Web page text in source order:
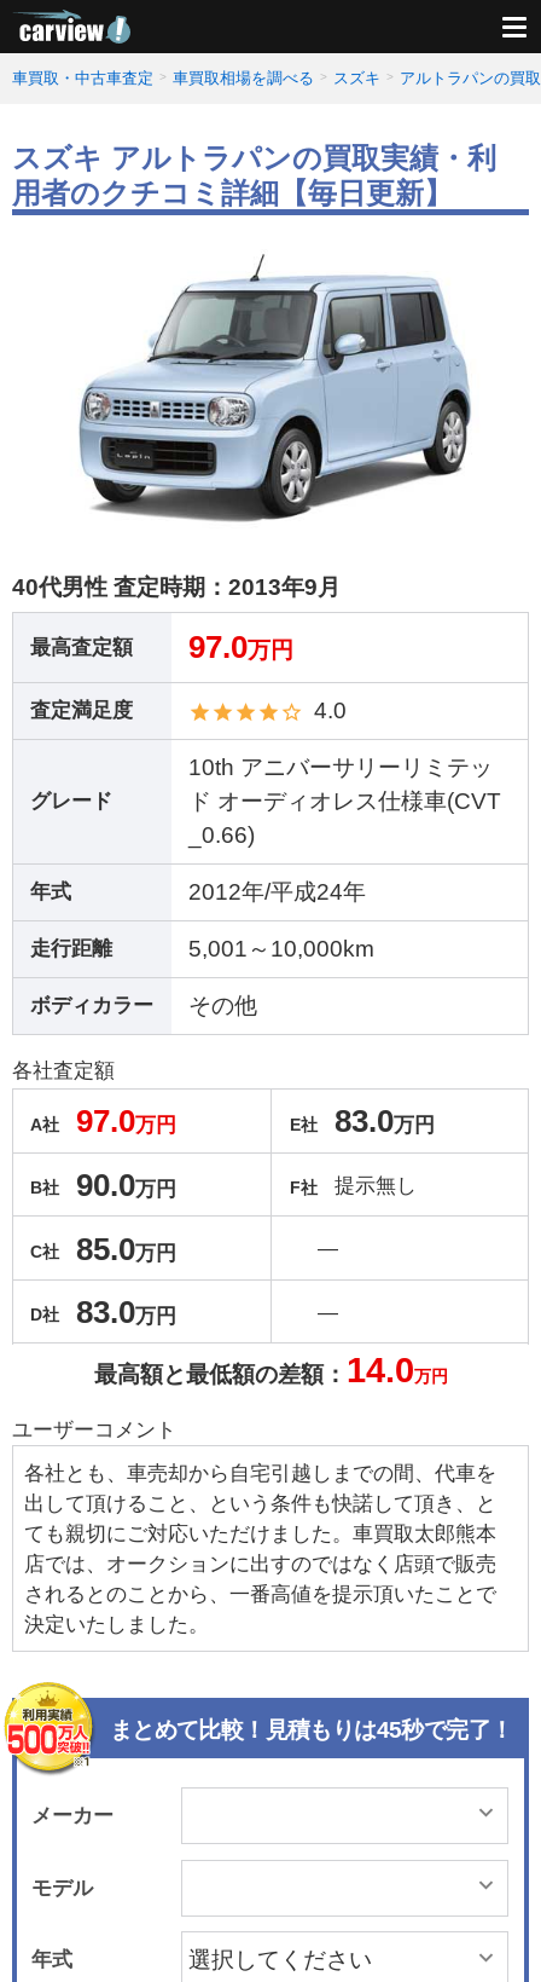
車買取・中古車査定 車買取相場を調べる スズキ アルトラパンの買
スズキ アルトラパンの買取実績・利
用者のクチコミ詳細【毎日更新】
40代男性 査定時期： 2013年9月
最高査定額 97.0万円
査定満足度 4.0
グレード
10th アニバーサリーリミテッ
ド オーディオレス仕様車(CVT
_0.66)
年式 2012年/平成24年
走行距離 5,001～10,000km
ボディカラー その他
各社査定額
A社 97.0万円
B社 90.0万円
C社 85.0万円
D社 83.0万円
E社 83.0万円
F社 提示無し
―
―
最高額と最低額の差額： 14.0万円
ユーザーコメント
各社とも、車売却から自宅引越しまでの間、代車を
出して頂けること、という条件も快諾して頂き、と
ても親切にご対応いただけました。車買取太郎熊本
店では、オークションに出すのではなく店頭で販売
されるとのことから、一番高値を提示頂いたことで
決定いたしました。
まとめて比較！見積もりは45秒で完了！
メーカー
モデル
年式